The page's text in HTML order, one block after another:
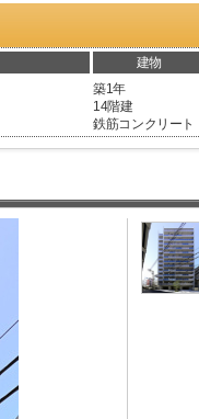
建物
築1年
14階建
鉄筋コンクリート